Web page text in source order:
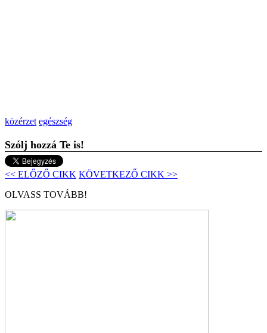
közérzet egészség
Szólj hozzá Te is!
<< ELŐZŐ CIKK KÖVETKEZŐ CIKK >>
OLVASS TOVÁBB!